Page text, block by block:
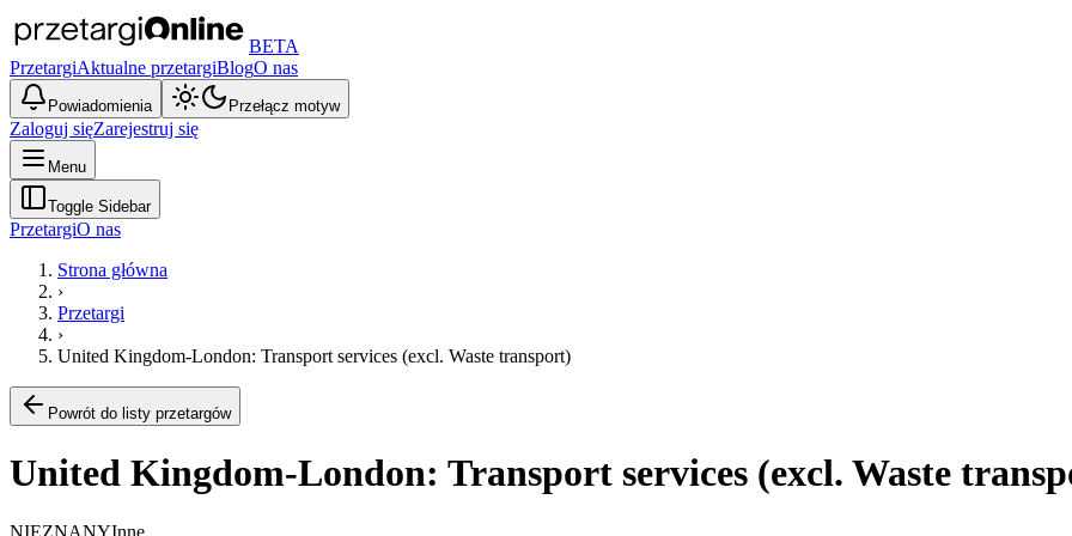
BETA
PrzetargiAktualne przetargiBlogO nas
Powiadomienia Przełącz motyw
Zaloguj sięZarejestruj się
Menu
Toggle Sidebar
PrzetargiO nas
Strona główna
›
Przetargi
›
United Kingdom-London: Transport services (excl. Waste transport)
Powrót do listy przetargów
United Kingdom-London: Transport services (excl. Waste
NIEZNANYInne